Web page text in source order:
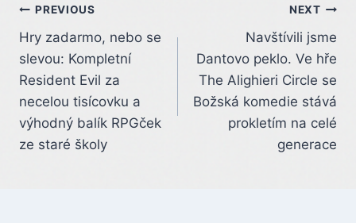
Post
navigation
PREVIOUS
Hry zadarmo, nebo se
slevou: Kompletní
Resident Evil za
necelou tisícovku a
výhodný balík RPGček
ze staré školy
NEXT
Navštívili jsme
Dantovo peklo. Ve hře
The Alighieri Circle se
Božská komedie stává
prokletím na celé
generace